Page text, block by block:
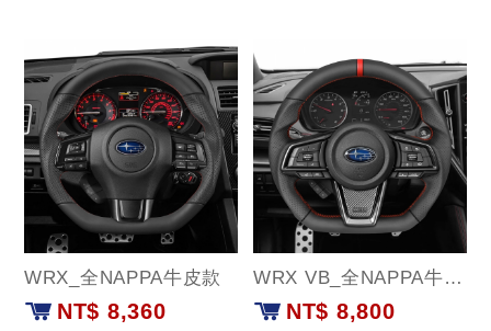
WRX_全NAPPA牛皮款
NT$ 8,360
WRX VB_全NAPPA牛皮(紅環)款
NT$ 8,800